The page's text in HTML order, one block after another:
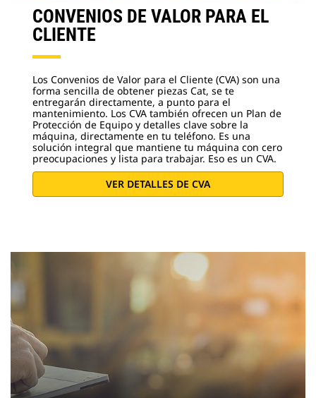
CONVENIOS DE VALOR PARA EL
CLIENTE
Los Convenios de Valor para el Cliente (CVA) son una
forma sencilla de obtener piezas Cat, se te
entregarán directamente, a punto para el
mantenimiento. Los CVA también ofrecen un Plan de
Protección de Equipo y detalles clave sobre la
máquina, directamente en tu teléfono. Es una
solución integral que mantiene tu máquina con cero
preocupaciones y lista para trabajar. Eso es un CVA.
VER DETALLES DE CVA